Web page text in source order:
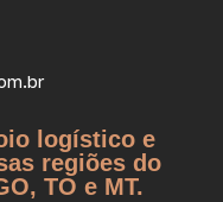
logístico e
regiões do
TO e MT.